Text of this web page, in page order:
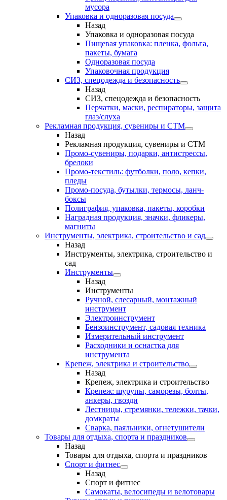
мусора
Упаковка и одноразовая посуда
Назад
Упаковка и одноразовая посуда
Пищевая упаковка: пленка, фольга,
пакеты, бумага
Одноразовая посуда
Упаковочная продукция
СИЗ, спецодежда и безопасность
Назад
СИЗ, спецодежда и безопасность
Перчатки, маски, респираторы, защита
глаз/слуха
Рекламная продукция, сувениры и СТМ
Назад
Рекламная продукция, сувениры и СТМ
Промо-сувениры, подарки, антистрессы,
брелоки
Промо-текстиль: футболки, поло, кепки,
пледы
Промо-посуда, бутылки, термосы, ланч-
боксы
Полиграфия, упаковка, пакеты, коробки
Наградная продукция, значки, фликеры,
магниты
Инструменты, электрика, строительство и сад
Назад
Инструменты, электрика, строительство и
сад
Инструменты
Назад
Инструменты
Ручной, слесарный, монтажный
инструмент
Электроинструмент
Бензоинструмент, садовая техника
Измерительный инструмент
Расходники и оснастка для
инструмента
Крепеж, электрика и строительство
Назад
Крепеж, электрика и строительство
Крепеж: шурупы, саморезы, болты,
анкеры, гвозди
Лестницы, стремянки, тележки, тачки,
домкраты
Сварка, паяльники, огнетушители
Товары для отдыха, спорта и праздников
Назад
Товары для отдыха, спорта и праздников
Спорт и фитнес
Назад
Спорт и фитнес
Самокаты, велосипеды и велотовары